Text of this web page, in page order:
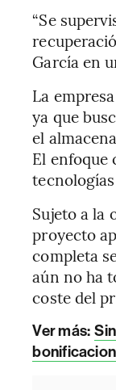
“Se
García en
La
ya que
el
El enfoque
Sujeto a la
proyecto
completa
aún no ha
coste del
Ver más: